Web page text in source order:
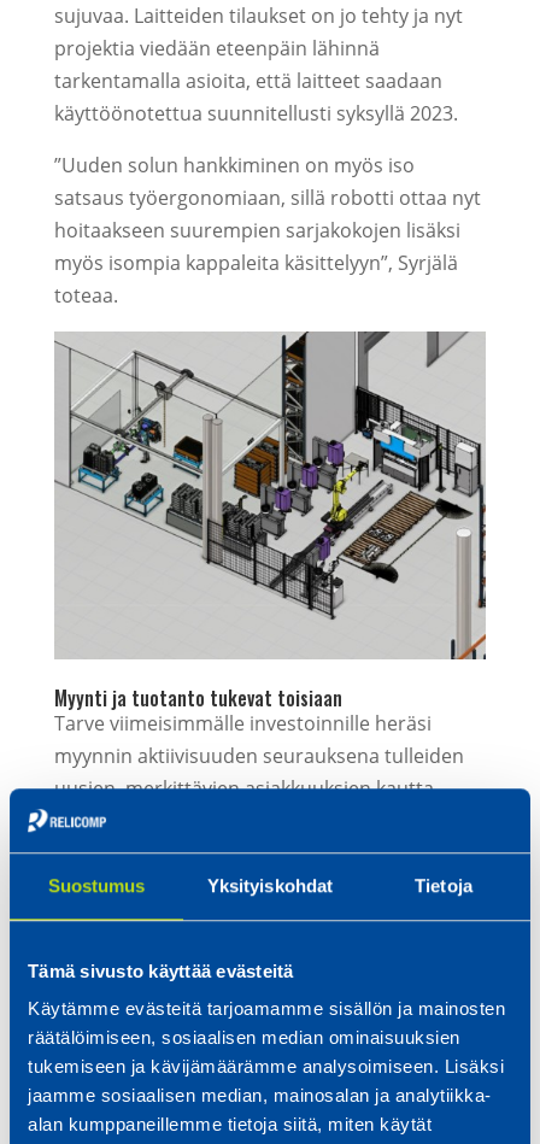
Suostumus Yksityiskohdat Tietoja
Tämä sivusto käyttää evästeitä
Käytämme evästeitä tarjoamamme sisällön ja mainosten
räätälöimiseen, sosiaalisen median ominaisuuksien
tukemiseen ja kävijämäärämme analysoimiseen. Lisäksi
jaamme sosiaalisen median, mainosalan ja analytiikka-
alan kumppaneillemme tietoja siitä, miten käytät
sujuvaa. Laitteiden tilaukset on jo tehty ja nyt
projektia viedään eteenpäin lähinnä
tarkentamalla asioita, että laitteet saadaan
käyttöönotettua suunnitellusti syksyllä 2023.
”Uuden solun hankkiminen on myös iso
satsaus työergonomiaan, sillä robotti ottaa nyt
hoitaakseen suurempien sarjakokojen lisäksi
myös isompia kappaleita käsittelyyn”, Syrjälä
toteaa.
Myynti ja tuotanto tukevat toisiaan
Tarve viimeisimmälle investoinnille heräsi
myynnin aktiivisuuden seurauksena tulleiden
uusien, merkittävien asiakkuuksien kautta.
Syrjälä kiittelee Relicompin hyväksi hioutunutta
katselmointiprosessia, jossa yhdistyvät koko
organisaation sidosryhmien osaaminen sekä
hyödyntäminen.
”Saamme tuotantoon myyntitiimiltämme hyvän
pohjustuksen siitä, mitä ollaan tarjoamassa ja
myymässä. Ennen tarjousta järjestämme
sisäisen katselmuksen uuteen tuotteeseen
tutustumiseksi ja tarjouksen vetäessä kiinni,
teemme tämän uudelleen. Meiltä löytyy omasta